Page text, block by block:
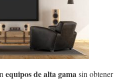
equipos de alta gamasin obtener